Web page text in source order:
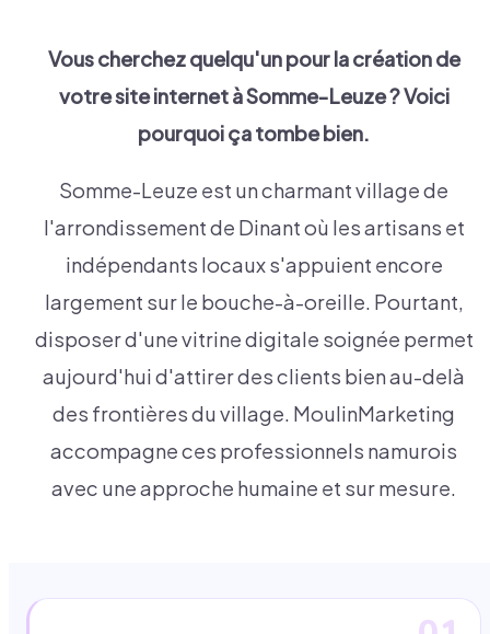
Vous cherchez quelqu'un pour la création de
votre site internet àSomme-Leuze? Voici
pourquoi ça tombe bien.
Somme-Leuze est un charmant village de
l'arrondissement de Dinant où les artisans et
indépendants locaux s'appuient encore
largement sur le bouche-à-oreille. Pourtant,
disposer d'une vitrine digitale soignée permet
aujourd'hui d'attirer des clients bien au-delà
des frontières du village. MoulinMarketing
accompagne ces professionnels namurois
avec une approche humaine et sur mesure.